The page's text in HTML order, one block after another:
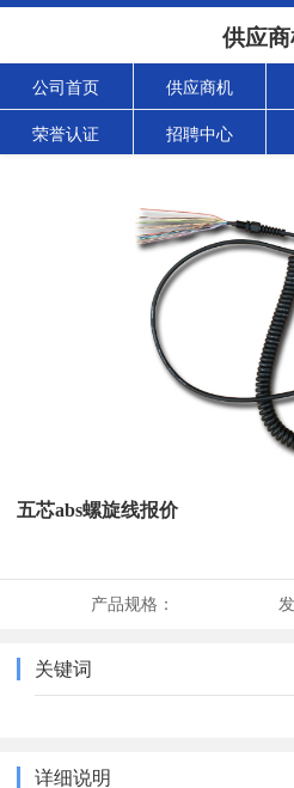
供应
公司首页 供应商机
荣誉认证 招聘中心
五芯abs螺旋线报价
产品规格：
关键词
详细说明